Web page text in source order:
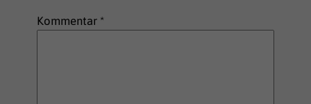
Kommentar *